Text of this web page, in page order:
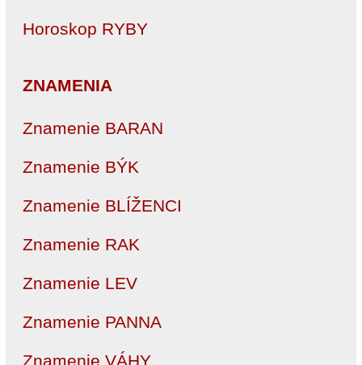
Horoskop RYBY
ZNAMENIA
Znamenie BARAN
Znamenie BÝK
Znamenie BLÍŽENCI
Znamenie RAK
Znamenie LEV
Znamenie PANNA
Znamenie VÁHY